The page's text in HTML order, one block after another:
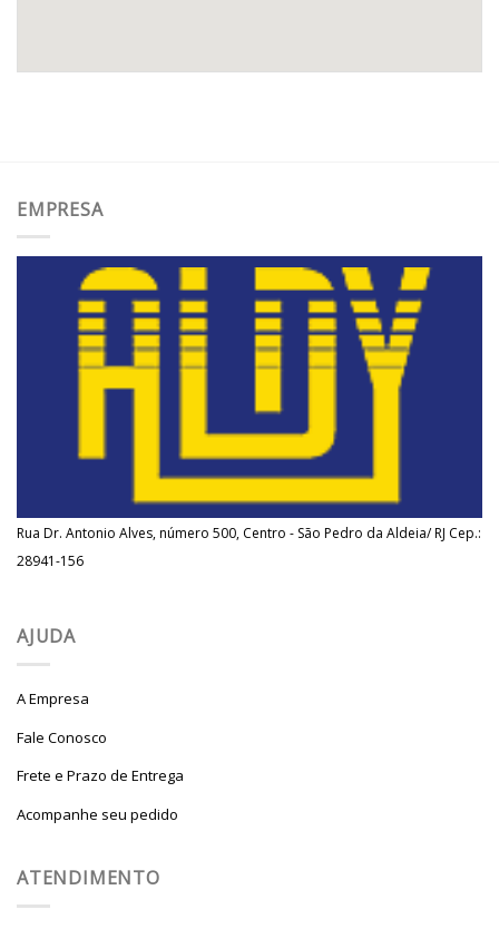
EMPRESA
Rua Dr. Antonio Alves, número 500, Centro - São Pedro da Aldeia/ RJ Cep.:
28941-156
AJUDA
A Empresa
Fale Conosco
Frete e Prazo de Entrega
Acompanhe seu pedido
ATENDIMENTO